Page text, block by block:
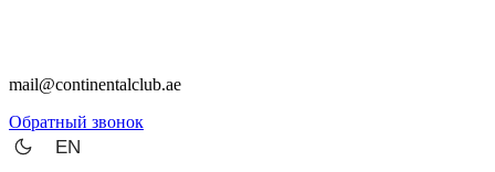
mail@continentalclub.ae
Обратный звонок
EN